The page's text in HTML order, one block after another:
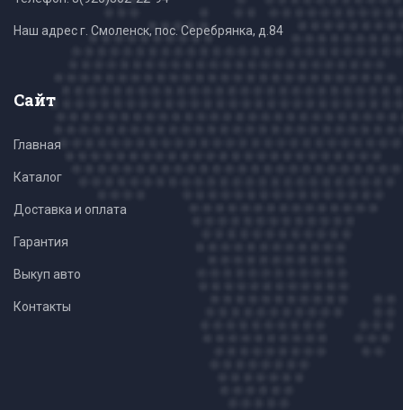
Наш адрес г. Смоленск, пос. Серебрянка, д.84
Сайт
Главная
Каталог
Доставка и оплата
Гарантия
Выкуп авто
Контакты